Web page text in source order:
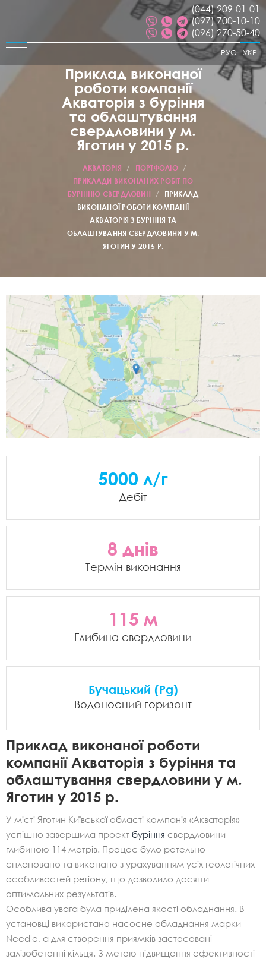
(044) 209-01-01
(097) 700-10-10
(096) 270-50-40
УКР
РУС
Приклад виконаної
роботи компанії
Акваторія з буріння
та облаштування
свердловини у м.
Яготин у 2015 р.
АКВАТОРІЯ / ПОРТФОЛІО
/
ПРИКЛАДИ ВИКОНАНИХ РОБІТ ПО
БУРІННЮ СВЕРДЛОВИН
/
ПРИКЛАД
ВИКОНАНОЇ РОБОТИ КОМПАНІЇ
АКВАТОРІЯ З БУРІННЯ ТА
ОБЛАШТУВАННЯ СВЕРДЛОВИНИ У М.
ЯГОТИН У 2015 Р.
Приклад виконаної роботи
компанії Акваторія з буріння та
облаштування свердловини у м.
Яготин у 2015 р.
У місті Яготин Київської області компанія «Акваторія»
успішно завершила проект буріння свердловини
глибиною 114 метрів. Процес було ретельно
сплановано та виконано з урахуванням усіх геологічних
особливостей регіону, що дозволило досягти
оптимальних результатів.
Особлива увага була приділена якості обладнання. В
установці використано насосне обладнання марки
Needle, а для створення приямків застосовані
залізобетонні кільця. З метою підвищення ефективності
5000 л/г
Дебіт
8 днів
Термін виконання
115 м
Глибина свердловини
Бучацький (Pg)
Водоносний горизонт